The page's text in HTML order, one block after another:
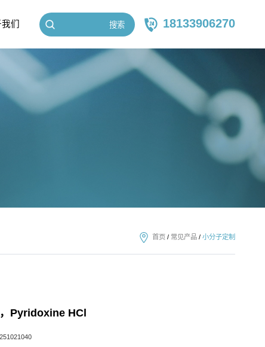
们 搜索 18133906270
首页 / 常见产品 / 小分子定制
Pyridoxine HCl